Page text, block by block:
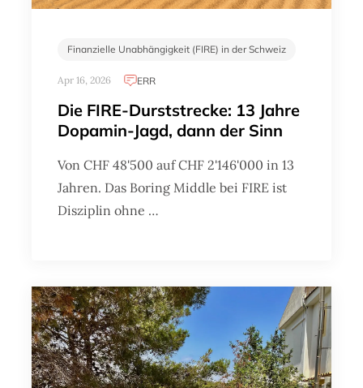
Finanzielle Unabhängigkeit (FIRE) in der Schweiz
Apr 16, 2026 ERR
Die FIRE-Durststrecke: 13 Jahre
Dopamin-Jagd, dann der Sinn
Von CHF 48'500 auf CHF 2'146'000 in 13
Jahren. Das Boring Middle bei FIRE ist
Disziplin ohne …